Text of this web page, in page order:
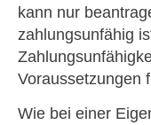
kann nur
zahlungsunfähig
Voraussetzungen
Wie bei einer